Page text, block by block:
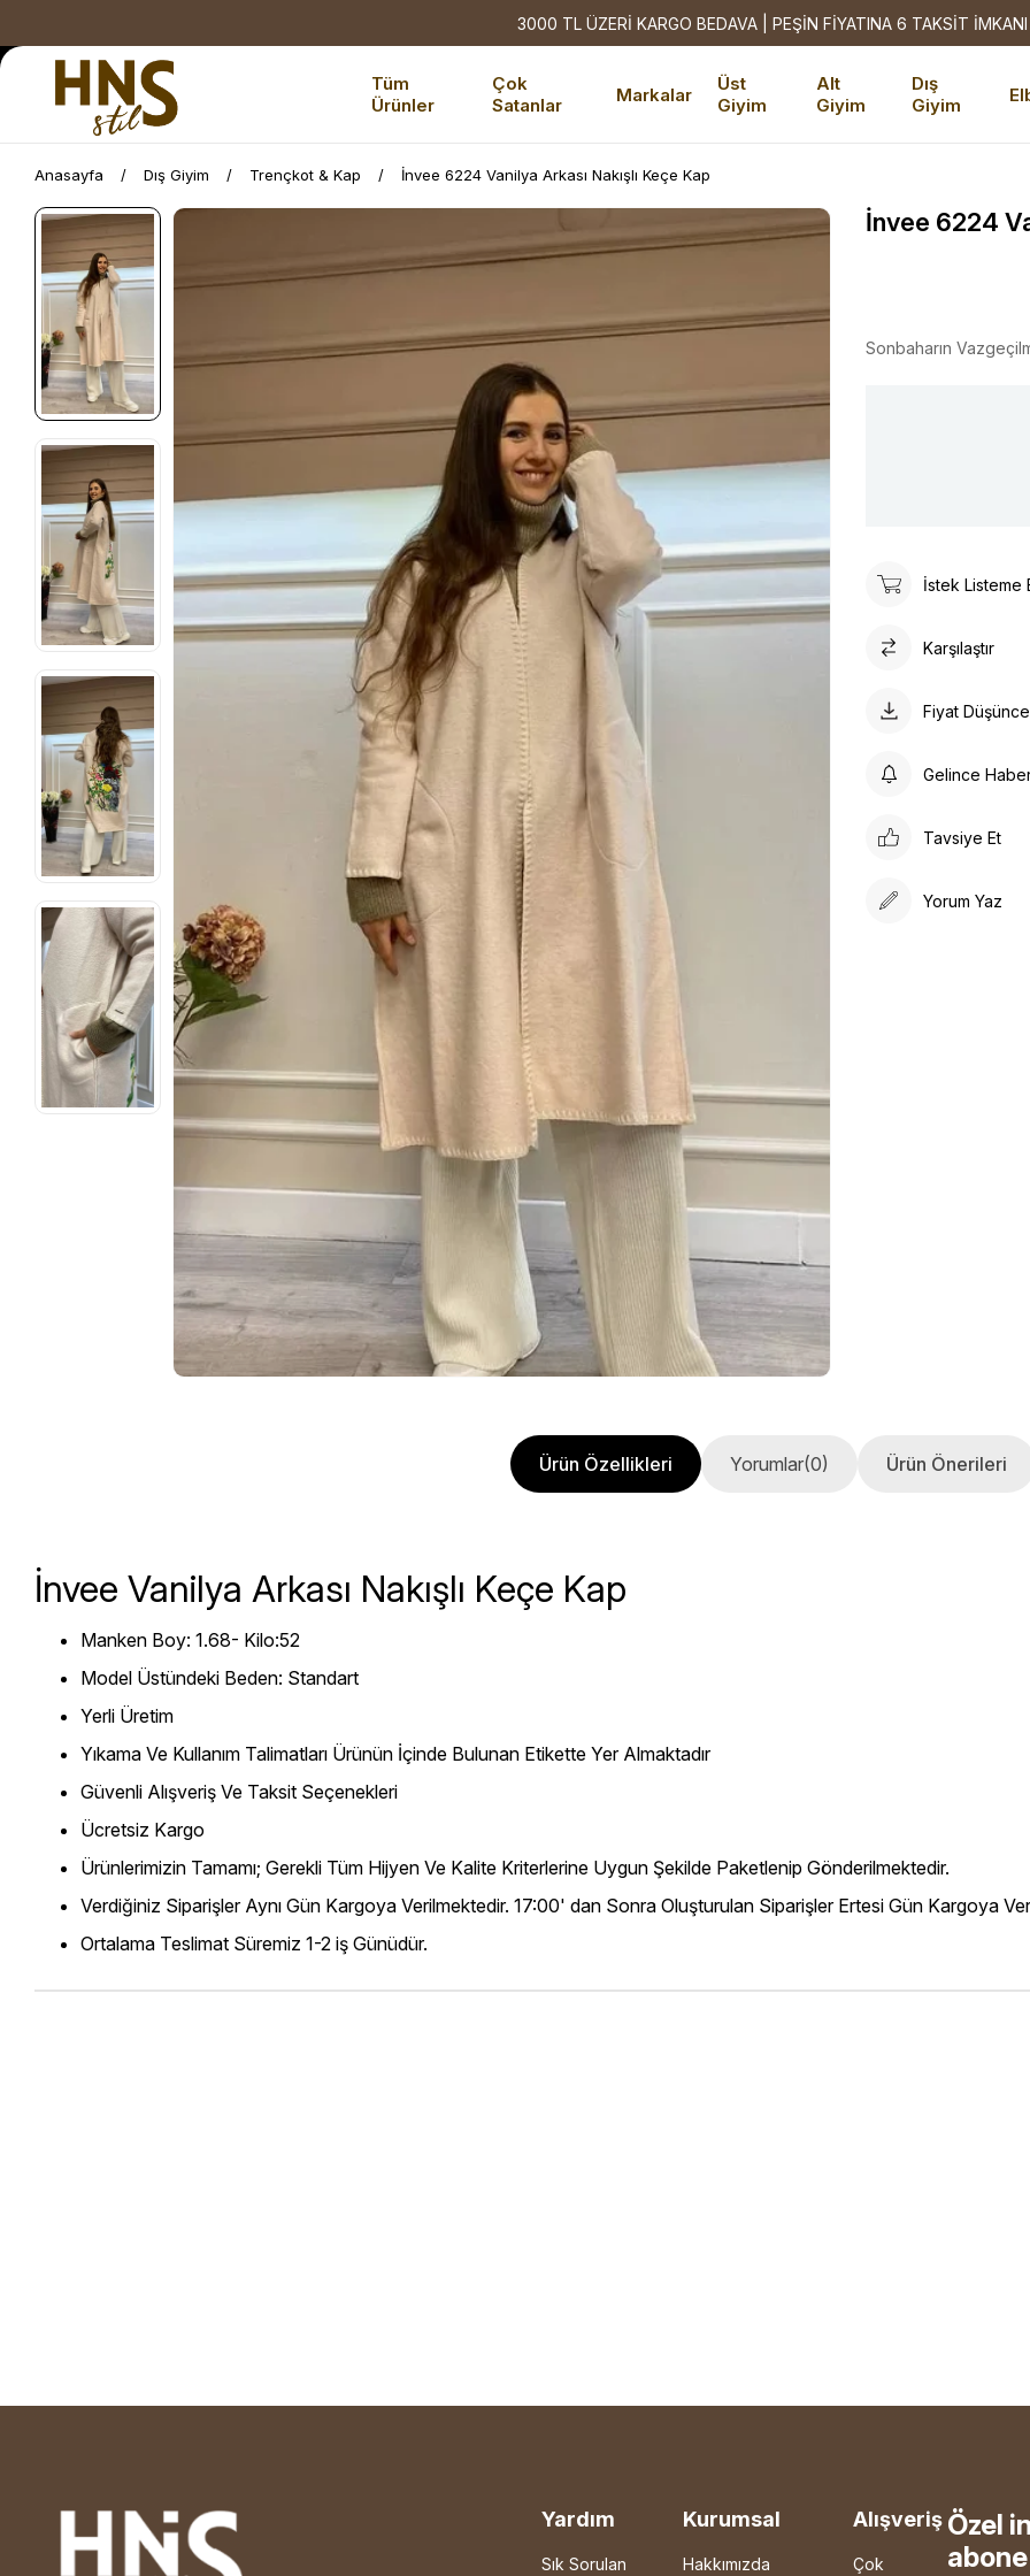
3000 TL ÜZERİ KARGO BEDAVA | PEŞİN FİYATINA 6 TAKSİT İMKANI
Tüm
Ürünler
Çok
Satanlar
Markalar
Üst
Giyim
Alt
Giyim
Dış
Giyim
Anasayfa Dış Giyim Trençkot & Kap İnvee 6224 Vanilya Arkası Nakışlı Keçe Kap
İnvee 6224
Sonbaharın
İstek Listeme
Karşılaştır
Fiyat
Gelince
Tavsiye Et
Yorum Yaz
Ürün Özellikleri Yorumlar(0) Ürün Önerileri
İnvee Vanilya Arkası Nakışlı Keçe Kap
Manken Boy: 1.68- Kilo:52
Model Üstündeki Beden: Standart
Yerli Üretim
Yıkama Ve Kullanım Talimatları Ürünün İçinde Bulunan Etikette Yer Almaktadır
Güvenli Alışveriş Ve Taksit Seçenekleri
Ücretsiz Kargo
Ürünlerimizin Tamamı; Gerekli Tüm Hijyen Ve Kalite Kriterlerine Uygun Şekilde Paketlenip Gönderilmektedir.
Verdiğiniz Siparişler Aynı Gün Kargoya Verilmektedir. 17:00' dan Sonra Oluşturulan Siparişler Ertesi Gün Kargoya
Ortalama Teslimat Süremiz 1-2 iş Günüdür.
Yardım
Sık Sorulan
Kurumsal
Hakkımızda
Alışveriş
Çok
Özel